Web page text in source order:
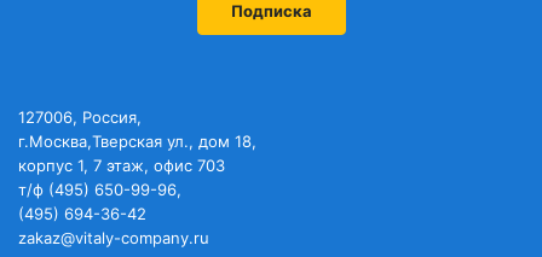
Подписка
127006, Россия,
г.Москва,Тверская ул., дом 18,
корпус 1, 7 этаж, офис 703
т/ф (495) 650-99-96,
(495) 694-36-42
zakaz@vitaly-company.ru